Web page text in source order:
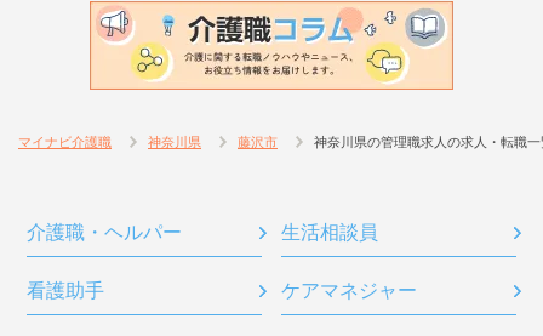
マイナビ介護職 神奈川県 藤沢市 神奈川県の管理職求人の求人・転職一
介護職・ヘルパー 生活相談員
看護助手 ケアマネジャー